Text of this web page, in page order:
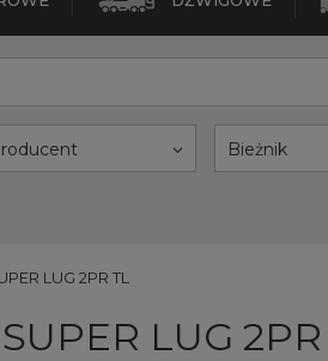
Bieżnik
LUG 2PR TL
LUG